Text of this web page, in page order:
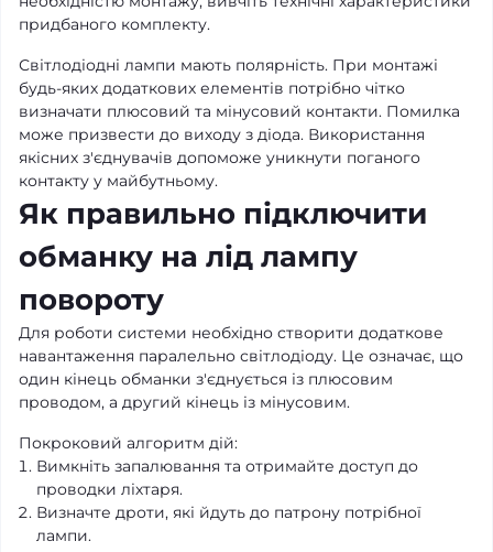
придбаного комплекту.
Світлодіодні лампи мають полярність. При монтажі
будь-яких додаткових елементів потрібно чітко
визначати плюсовий та мінусовий контакти. Помилка
може призвести до виходу з діода. Використання
якісних з'єднувачів допоможе уникнути поганого
контакту у майбутньому.
Як правильно підключити
обманку на лід лампу
повороту
Для роботи системи необхідно створити додаткове
навантаження паралельно світлодіоду. Це означає, що
один кінець обманки з'єднується із плюсовим
проводом, а другий кінець із мінусовим.
Покроковий алгоритм дій:
Вимкніть запалювання та отримайте доступ до
проводки ліхтаря.
Визначте дроти, які йдуть до патрону потрібної
лампи.